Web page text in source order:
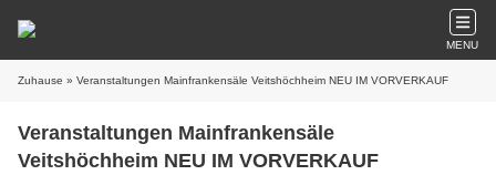
MENU
Zuhause » Veranstaltungen Mainfrankensäle Veitshöchheim NEU IM VORVERKAUF
Veranstaltungen Mainfrankensäle
Veitshöchheim NEU IM VORVERKAUF